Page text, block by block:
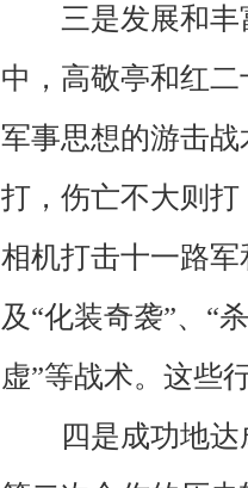
三是发展和丰
中，高敬亭和红
军事思想的游击
打，伤亡不大则
相机打击十一路
及“化装奇袭”、“
虚”等战术。这些
四是成功地达